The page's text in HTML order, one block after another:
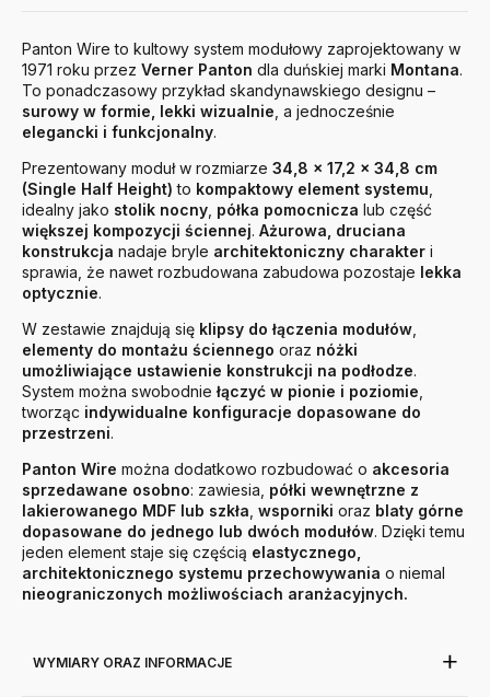
Panton Wire to kultowy system modułowy zaprojektowany w
1971 roku przez Verner Panton dla duńskiej marki Montana.
To ponadczasowy przykład skandynawskiego designu –
surowy w formie, lekki wizualnie , a jednocześnie
elegancki i funkcjonalny.
Prezentowany moduł w rozmiarze 34,8 × 17,2 × 34,8 cm
(Single Half Height) to kompaktowy element systemu
idealny jako stolik nocny półka pomocnicza lub część
większej kompozycji ściennej. Ażurowa, druciana
konstrukcja nadaje bryle architektoniczny charakter i
sprawia, że nawet rozbudowana zabudowa pozostaje lekka
optycznie.
W zestawie znajdują się klipsy do łączenia modułów
elementy do montażu ściennego oraz nóżki
umożliwiające ustawienie konstrukcji na podłodze.
System można swobodnie łączyć w pionie i poziomie
tworząc indywidualne konfiguracje dopasowane do
przestrzeni.
Panton Wire można dodatkowo rozbudować o akcesoria
sprzedawane osobno: zawiesia, półki wewnętrzne z
lakierowanego MDF lub szkła wsporniki oraz blaty górne
dopasowane do jednego lub dwóch modułów. Dzięki temu
jeden element staje się częścią elastycznego,
architektonicznego systemu przechowywania o niemal
nieograniczonych możliwościach aranżacyjnych.
WYMIARY ORAZ INFORMACJE